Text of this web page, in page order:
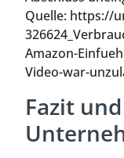
Quelle: https://
Amazon-
Video-war-
Fazit